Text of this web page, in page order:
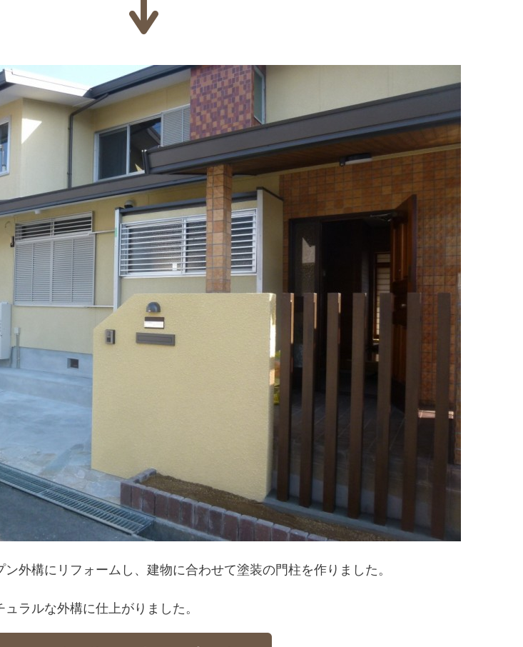
外構にリフォームし、建物に合わせて塗装の門柱を作りました。
ラルな外構に仕上がりました。